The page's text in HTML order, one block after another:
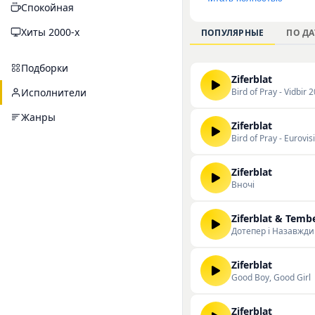
Спокойная
Хиты 2000-х
Подборки
Исполнители
Жанры
Назавжди».
прослушивания.
ПОПУЛЯРНЫЕ ПО
Ziferblat
Bird of Pray - Vidbir
Ziferblat
Bird of Pray -
Ziferblat
Вночi
Ziferblat &
Дотепер і Назавжди
Ziferblat
Good Boy, Good Girl
Ziferblat